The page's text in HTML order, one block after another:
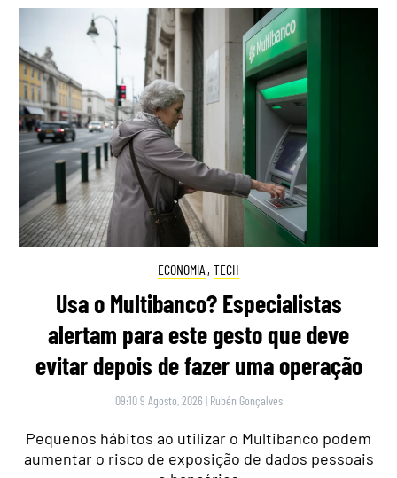
ECONOMIA , TECH
Usa o Multibanco? Especialistas
alertam para este gesto que deve
evitar depois de fazer uma operação
09:10 9 Agosto, 2026 | Rubén Gonçalves
Pequenos hábitos ao utilizar o Multibanco podem
aumentar o risco de exposição de dados pessoais